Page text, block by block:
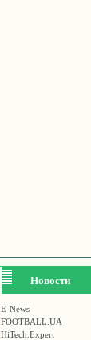
Новости
E-News
FOOTBALL.UA
HiTech.Expert